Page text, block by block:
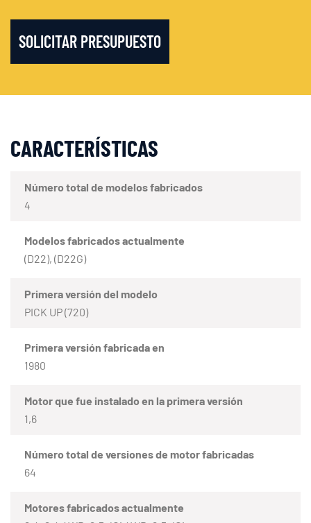
SOLICITAR PRESUPUESTO
CARACTERÍSTICAS
Número total de modelos fabricados
4
Modelos fabricados actualmente
(D22), (D22G)
Primera versión del modelo
PICK UP (720)
Primera versión fabricada en
1980
Motor que fue instalado en la primera versión
1,6
Número total de versiones de motor fabricadas
64
Motores fabricados actualmente